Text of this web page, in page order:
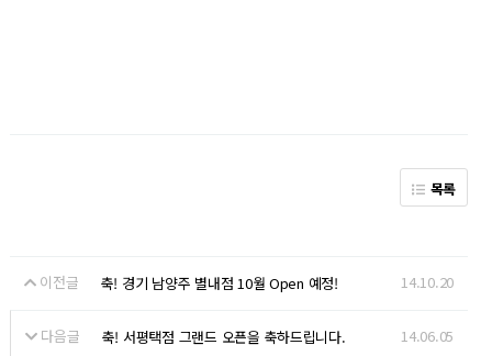
목록
이전글 축! 경기 남양주 별내점 10월 Open 예정! 14.10.20
다음글 축! 서평택점 그랜드 오픈을 축하드립니다. 14.06.05